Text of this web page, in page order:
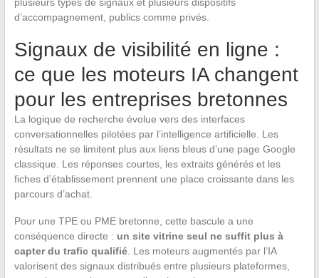
d’accompagnement, publics comme privés.
Signaux de visibilité en ligne :
ce que les moteurs IA changent
pour les entreprises bretonnes
La logique de recherche évolue vers des interfaces
conversationnelles pilotées par l’intelligence artificielle. Les
résultats ne se limitent plus aux liens bleus d’une page Google
classique. Les réponses courtes, les extraits générés et les
fiches d’établissement prennent une place croissante dans les
parcours d’achat.
Pour une TPE ou PME bretonne, cette bascule a une
conséquence directe : un site vitrine seul ne suffit plus à
capter du trafic qualifié. Les moteurs augmentés par l’IA
valorisent des signaux distribués entre plusieurs plateformes,